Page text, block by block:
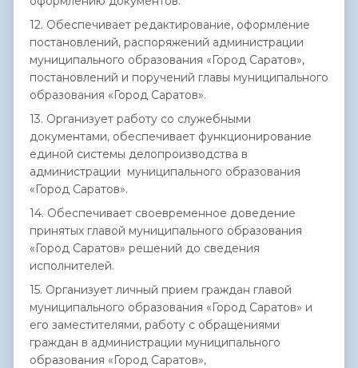
12. Обеспечивает редактирование, оформление
постановлений, распоряжений администрации
муниципального образования «Город Саратов»,
постановлений и поручений главы муниципального
образования «Город Саратов».
13. Организует работу со служебными
документами, обеспечивает функционирование
единой системы делопроизводства в
администрации муниципального образования
«Город Саратов».
14. Обеспечивает своевременное доведение
принятых главой муниципального образования
«Город Саратов» решений до сведения
исполнителей.
15. Организует личный прием граждан главой
муниципального образования «Город Саратов» и
его заместителями, работу с обращениями
граждан в администрации муниципального
образования «Город Саратов»,